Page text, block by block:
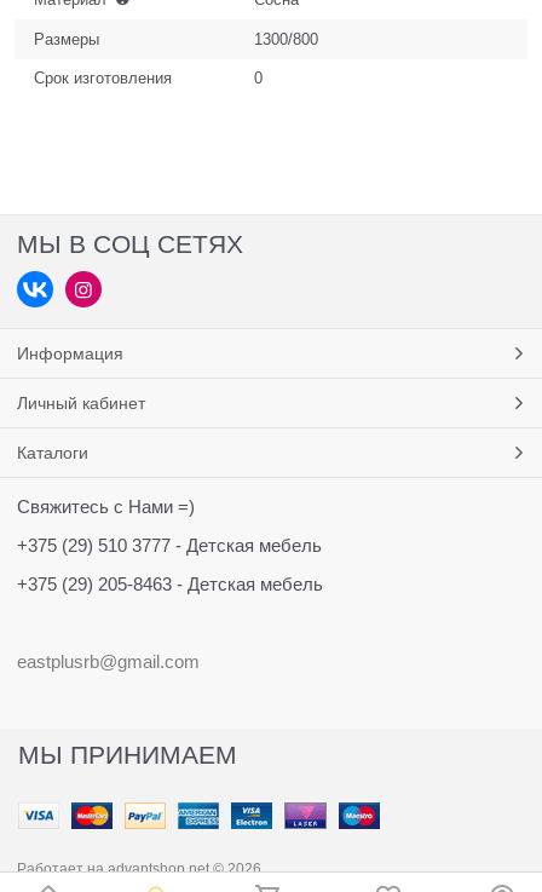
Размеры 1300/800
Срок изготовления 0
МЫ В СОЦ СЕТЯХ
Информация
Личный кабинет
Каталоги
Свяжитесь с Нами =)
+375 (29) 510 3777 - Детская мебель
+375 (29) 205-8463 - Детская мебель
eastplusrb@gmail.com
МЫ ПРИНИМАЕМ
Работает на advantshop.net © 2026